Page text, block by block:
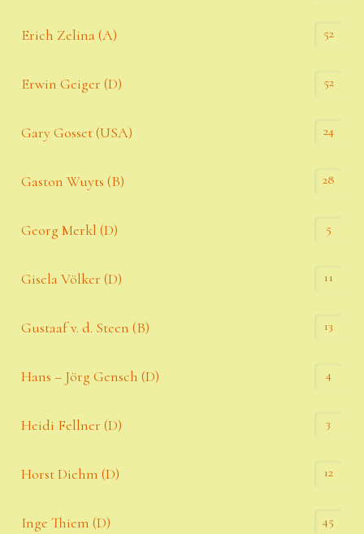
Erich Zelina (A) 52
Erwin Geiger (D) 52
Gary Gosset (USA) 24
Gaston Wuyts (B) 28
Georg Merkl (D) 5
Gisela Völker (D) 11
Gustaaf v. d. Steen (B) 13
Hans – Jörg Gensch (D) 4
Heidi Fellner (D) 3
Horst Diehm (D) 12
Inge Thiem (D) 45